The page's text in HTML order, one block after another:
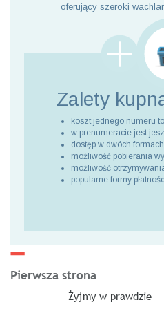
oferujący szeroki
Zalety
koszt jednego numeru
w prenumeracie jest
dostęp w dwóch
możliwość pobierania
możliwość
popularne formy
Pierwsza strona
Żyjmy w prawdzie